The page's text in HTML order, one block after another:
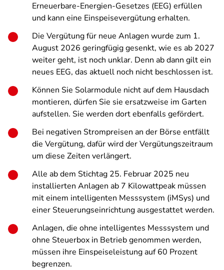
Erneuerbare-Energien-Gesetzes (EEG) erfüllen
und kann eine Einspeisevergütung erhalten.
Die Vergütung für neue Anlagen wurde zum 1.
August 2026 geringfügig gesenkt, wie es ab 2027
weiter geht, ist noch unklar. Denn ab dann gilt ein
neues EEG, das aktuell noch nicht beschlossen ist.
Können Sie Solarmodule nicht auf dem Hausdach
montieren, dürfen Sie sie ersatzweise im Garten
aufstellen. Sie werden dort ebenfalls gefördert.
Bei negativen Strompreisen an der Börse entfällt
die Vergütung, dafür wird der Vergütungszeitraum
um diese Zeiten verlängert.
Alle ab dem Stichtag 25. Februar 2025 neu
installierten Anlagen ab 7 Kilowattpeak müssen
mit einem intelligenten Messsystem (iMSys) und
einer Steuerungseinrichtung ausgestattet werden.
Anlagen, die ohne intelligentes Messsystem und
ohne Steuerbox in Betrieb genommen werden,
müssen ihre Einspeiseleistung auf 60 Prozent
begrenzen.